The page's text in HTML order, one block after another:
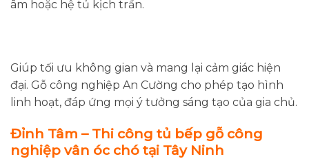
âm hoặc hệ tủ kịch trần.
Giúp tối ưu không gian và mang lại cảm giác hiện
đại. Gỗ công nghiệp An Cường cho phép tạo hình
linh hoạt, đáp ứng mọi ý tưởng sáng tạo của gia chủ.
Đỉnh Tâm – Thi công tủ bếp gỗ công
nghiệp vân óc chó tại Tây Ninh